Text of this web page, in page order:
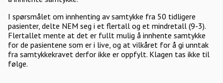
I spørsmålet om innhenting av samtykke fra 50 tidligere
pasienter, delte NEM seg i et flertall og et mindretall (9-3).
Flertallet mente at det er fullt mulig å innhente samtykke
for de pasientene som er i live, og at vilkåret for å gi unntak
fra samtykkekravet derfor ikke er oppfylt. Klagen tas ikke til
følge.